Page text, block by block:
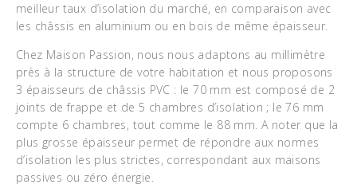
meilleur taux d’isolation du marché, en comparaison avec
les châssis en aluminium ou en bois de même épaisseur.
Chez Maison Passion, nous nous adaptons au millimètre
près à la structure de votre habitation et nous proposons
3 épaisseurs de châssis PVC : le 70 mm est composé de 2
joints de frappe et de 5 chambres d’isolation ; le 76 mm
compte 6 chambres, tout comme le 88 mm. A noter que la
plus grosse épaisseur permet de répondre aux normes
d’isolation les plus strictes, correspondant aux maisons
passives ou zéro énergie.